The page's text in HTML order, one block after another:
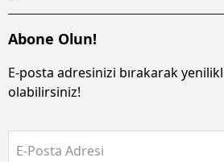
Abone Olun!
E-posta adresinizi bırakarak
olabilirsiniz!
E-Posta Adresi